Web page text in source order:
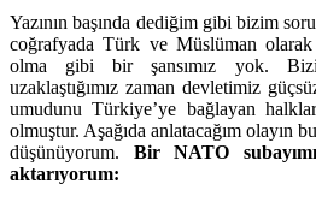
Yazının başında dediğim gibi bizim
coğrafyada Türk ve Müslüman
olma gibi bir şansımız yok.
uzaklaştığımız zaman devletimiz
umudunu Türkiye’ye bağlayan
olmuştur. Aşağıda anlatacağım olayın
düşünüyorum. Bir NATO
aktarıyorum: